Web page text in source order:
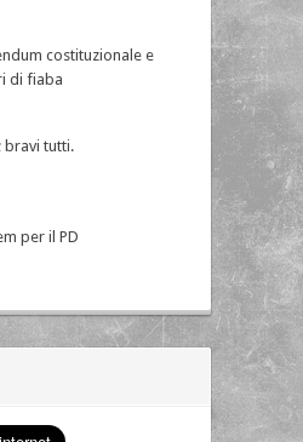
costituzionale e
di fiaba
bravi tutti.
per il PD